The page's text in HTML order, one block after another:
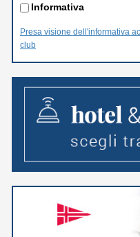
Informativa *
Informativa
Presa visione dell'informativa
club